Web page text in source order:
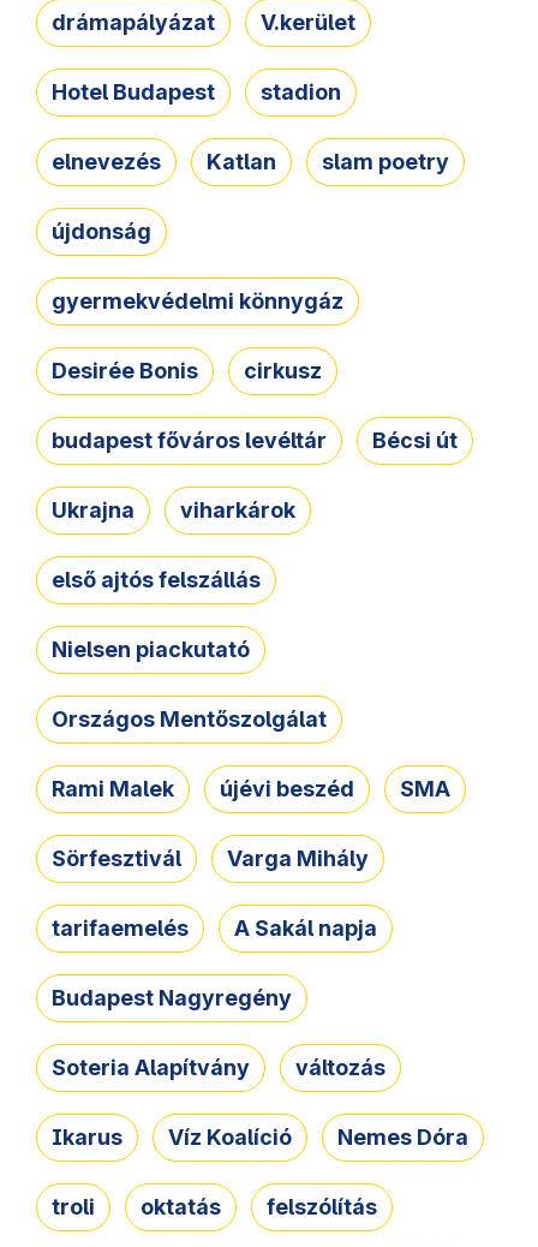
drámapályázat V.kerület
Hotel Budapest stadion
elnevezés Katlan slam poetry
újdonság
gyermekvédelmi könnygáz
Desirée Bonis cirkusz
budapest főváros levéltár Bécsi út
Ukrajna viharkárok
első ajtós felszállás
Nielsen piackutató
Országos Mentőszolgálat
Rami Malek újévi beszéd SMA
Sörfesztivál Varga Mihály
tarifaemelés A Sakál napja
Budapest Nagyregény
Soteria Alapítvány változás
Ikarus Víz Koalíció Nemes Dóra
troli oktatás felszólítás